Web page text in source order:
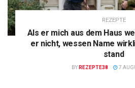
REZEPTE
Als er mich aus dem Haus
er nicht, wessen Name
stand
BY REZEPTE38 7